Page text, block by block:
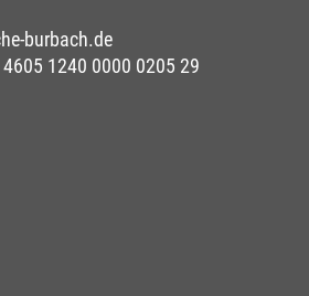
burbach.de
1240 0000 0205 29